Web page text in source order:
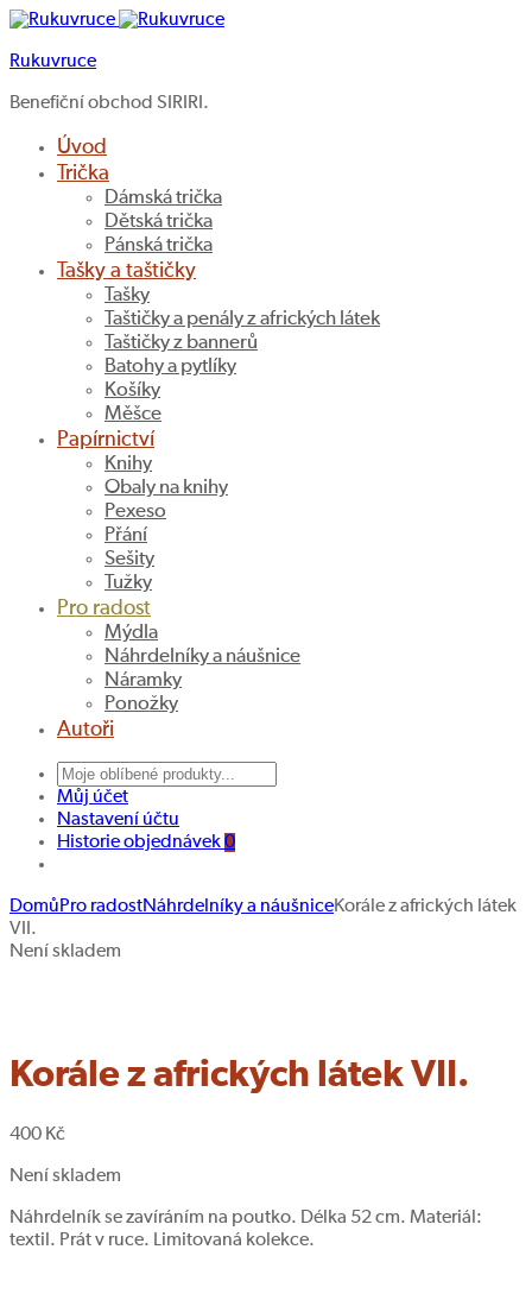
Rukuvruce
Benefiční obchod SIRIRI.
Úvod
Trička
Dámská trička
Dětská trička
Pánská trička
Tašky a taštičky
Tašky
Taštičky a penály z afrických látek
Taštičky z bannerů
Batohy a pytlíky
Košíky
Měšce
Papírnictví
Knihy
Obaly na knihy
Pexeso
Přání
Sešity
Tužky
Pro radost
Mýdla
Náhrdelníky a náušnice
Náramky
Ponožky
Autoři
Můj účet
Nastavení účtu
Historie objednávek0
DomůPro radostNáhrdelníky a náušniceKorále z afrických látek
VII.
Navigace
Korále
Korále
Není skladem
Korále z afrických látek VII.
400 Kč
Není skladem
Náhrdelník se zavíráním na poutko. Délka 52 cm. Materiál:
textil. Prát v ruce. Limitovaná kolekce.